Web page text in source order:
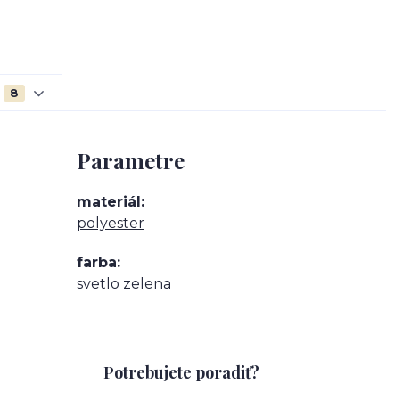
8
Parametre
materiál
polyester
farba
svetlo zelena
Potrebujete poradiť?